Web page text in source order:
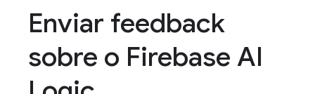
Enviar feedback
sobre o Firebase AI